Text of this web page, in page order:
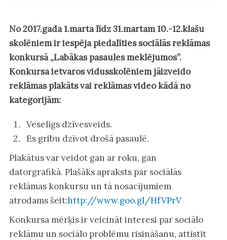
No 2017.gada 1.marta līdz 31.martam 10.-12.klašu
skolēniem ir iespēja piedalīties sociālās reklāmas
konkursā „Labākas pasaules meklējumos”.
Konkursa ietvaros vidusskolēniem jāizveido
reklāmas plakāts vai reklāmas video kādā no
kategorijām:
Veselīgs dzīvesveids.
Es gribu dzīvot drošā pasaulē.
Plakātus var veidot gan ar roku, gan
datorgrafikā. Plašāks apraksts par sociālās
reklāmas konkursu un tā nosacījumiem
atrodams šeit:http://www.goo.gl/HfVPrV
Konkursa mērķis ir veicināt interesi par sociālo
reklāmu un sociālo problēmu risināšanu, attīstīt